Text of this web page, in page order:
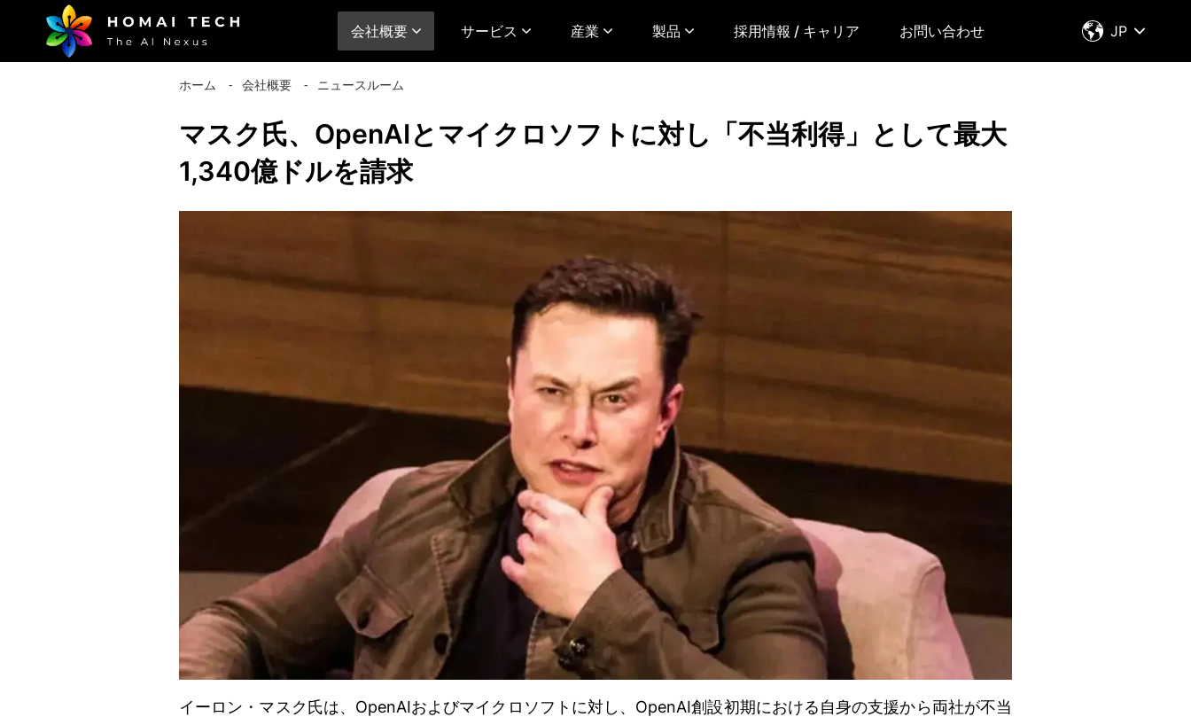
JP
会社概要 サービス 産業 製品 採用情報 / キャリア お問い合わせ
ホーム ⁃ 会社概要 ⁃ ニュースルーム
マスク氏、OpenAIとマイクロソフトに対し「不当利得」として最大
1,340億ドルを請求
イーロン・マスク氏は、OpenAIおよびマイクロソフトに対し、OpenAI創設初期における自身の支援から両社が不当